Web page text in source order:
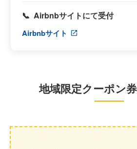
Airbnbサイトにて受付
Airbnbサイト
地域限定クーポン